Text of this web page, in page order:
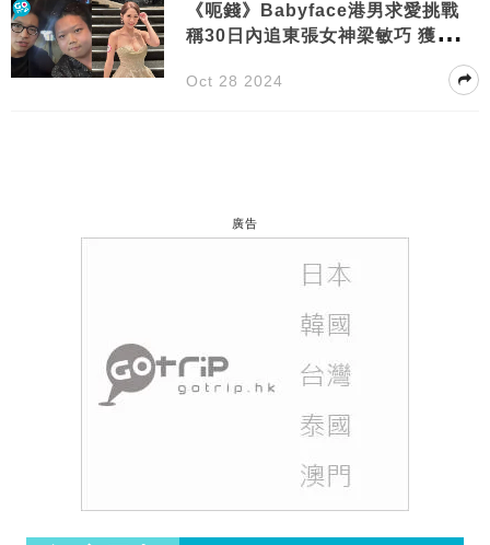
《呃錢》Babyface港男求愛挑戰
稱30日內追東張女神梁敏巧 獲女神
Oct 28 2024
廣告